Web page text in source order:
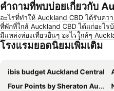
คำถามที่พบบ่อยเกี่ยวกับ
อะไรที่ทำให้ Auckland CBD ได้รับค
ที่พักที่ใกล้ Auckland CBD ได้แก่อะไร
มีแหล่งท่องเที่ยวอื่นๆ อะไรใกล้ๆ
โรงแรมยอดนิยมเพิ่มเติม
ibis budget Auckland Central
Four Points by Sheraton Auckland